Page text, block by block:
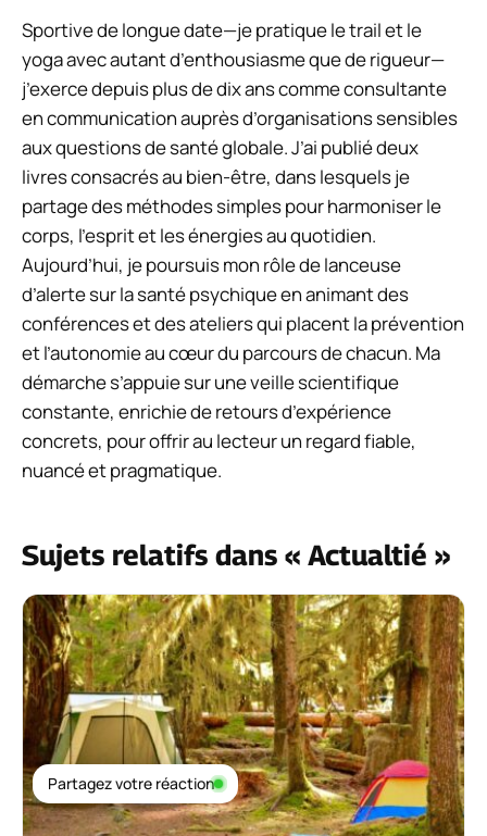
Sportive de longue date—je pratique le trail et le
yoga avec autant d’enthousiasme que de rigueur—
j’exerce depuis plus de dix ans comme consultante
en communication auprès d’organisations sensibles
aux questions de santé globale. J’ai publié deux
livres consacrés au bien-être, dans lesquels je
partage des méthodes simples pour harmoniser le
corps, l’esprit et les énergies au quotidien.
Aujourd’hui, je poursuis mon rôle de lanceuse
d’alerte sur la santé psychique en animant des
conférences et des ateliers qui placent la prévention
et l’autonomie au cœur du parcours de chacun. Ma
démarche s’appuie sur une veille scientifique
constante, enrichie de retours d’expérience
concrets, pour offrir au lecteur un regard fiable,
nuancé et pragmatique.
Sujets relatifs dans « Actualtié »
Partagez votre réaction